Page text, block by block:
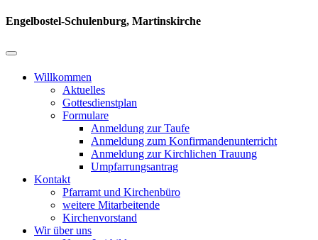
Engelbostel-Schulenburg, Martinskirche
Willkommen
Aktuelles
Gottesdienstplan
Formulare
Anmeldung zur Taufe
Anmeldung zum Konfirmandenunterricht
Anmeldung zur Kirchlichen Trauung
Umpfarrungsantrag
Kontakt
Pfarramt und Kirchenbüro
weitere Mitarbeitende
Kirchenvorstand
Wir über uns